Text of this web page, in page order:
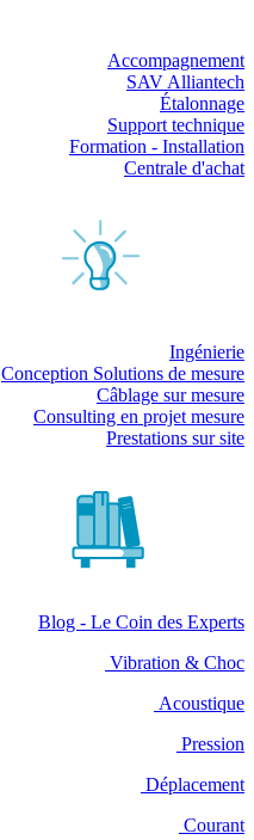
Accompagnement
SAV Alliantech
Étalonnage
Support technique
Formation - Installation
Centrale d'achat
Ingénierie
Conception Solutions de mesure
Câblage sur mesure
Consulting en projet mesure
Prestations sur site
Blog - Le Coin des Experts
Vibration & Choc
Acoustique
Pression
Déplacement
Courant